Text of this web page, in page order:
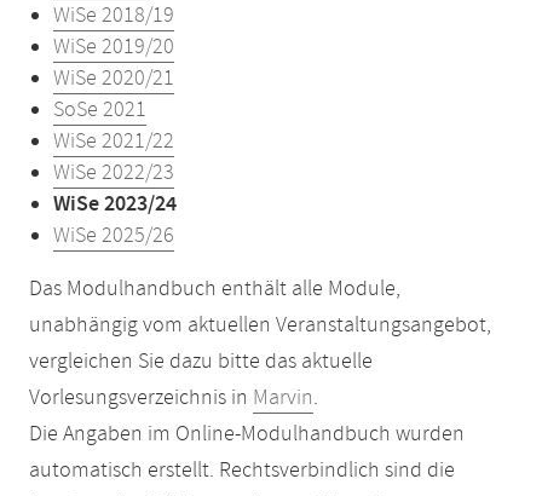
WiSe 2018/19
WiSe 2019/20
WiSe 2020/21
SoSe 2021
WiSe 2021/22
WiSe 2022/23
WiSe 2023/24
WiSe 2025/26
Das Modulhandbuch enthält alle Module,
unabhängig vom aktuellen Veranstaltungsangebot,
vergleichen Sie dazu bitte das aktuelle
Vorlesungsverzeichnis in Marvin.
Die Angaben im Online-Modulhandbuch wurden
automatisch erstellt. Rechtsverbindlich sind die